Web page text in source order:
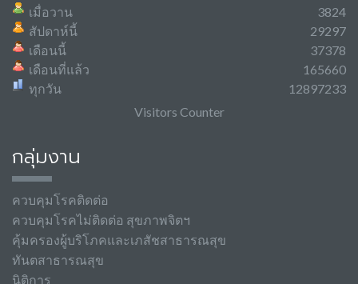
เมื่อวาน
สัปดาห์นี้
เดือนนี้
เดือนที่แล้ว
ทุกวัน
3824
29297
37378
165660
12897233
Visitors Counter
กลุ่มงาน
ควบคุมโรคติดต่อ
ควบคุมโรคไม่ติดต่อ สุขภาพจิตฯ
คุ้มครองผู้บริโภคและเภสัชสาธารณสุข
ทันตสาธารณสุข
นิติการ